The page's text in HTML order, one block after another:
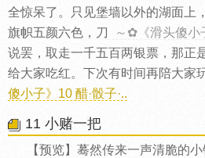
全惊呆了。只见堡墙以外的湖面上
旗帜五颜六色，刀
～✿《滑头傻小
说罢，取走一千五百两银票，那正
给大家吃红。下次有时间再陪大
傻小子》10 醋·骰子·..
11 小赌一把
【预览】蓦然传来一声清脆的